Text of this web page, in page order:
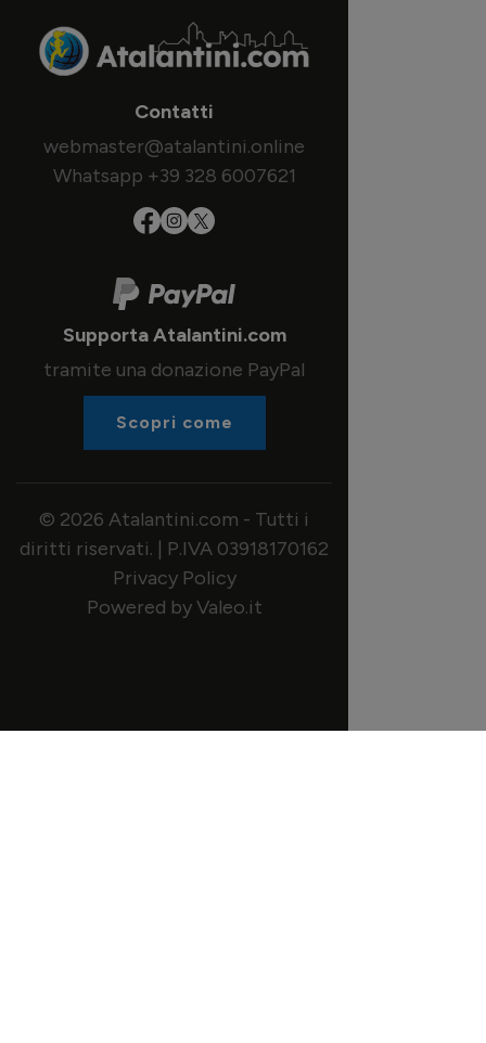
Contatti
webmaster@atalantini.online
Whatsapp +39 328 6007621
Supporta Atalantini.com
tramite una donazione PayPal
Scopri come
© 2026 Atalantini.com - Tutti i
diritti riservati. | P.IVA 03918170162
Privacy Policy
Powered by Valeo.it